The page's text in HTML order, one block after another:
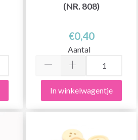
(NR. 808)
€0,40
Aantal
In winkelwagentje